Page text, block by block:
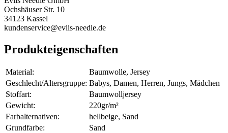
Ochshäuser Str. 10
34123 Kassel
kundenservice@evlis-needle.de
Produkteigenschaften
Material:
Baumwolle, Jersey
Geschlecht/Altersgruppe: Babys, Damen, Herren, Jungs, Mädchen
Stoffart:
Baumwolljersey
Gewicht:
220gr/m²
Farbalternativen:
hellbeige, Sand
Grundfarbe:
Sand